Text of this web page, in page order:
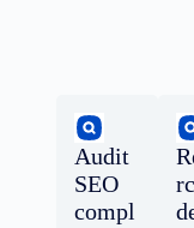
Audit
SEO
compl